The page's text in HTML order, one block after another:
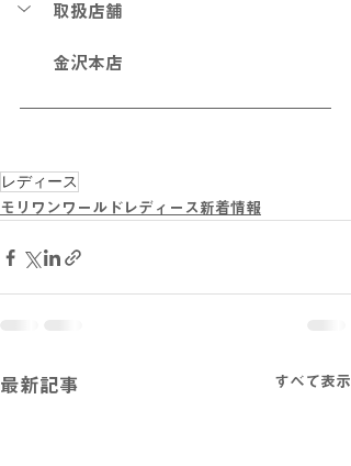
取扱店舗
金沢本店
レディース
モリワンワールドレディース新着情報
最新記事 すべて表示